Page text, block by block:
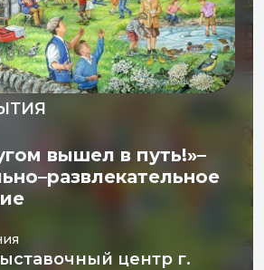
вышел в путь!»–
центр г.